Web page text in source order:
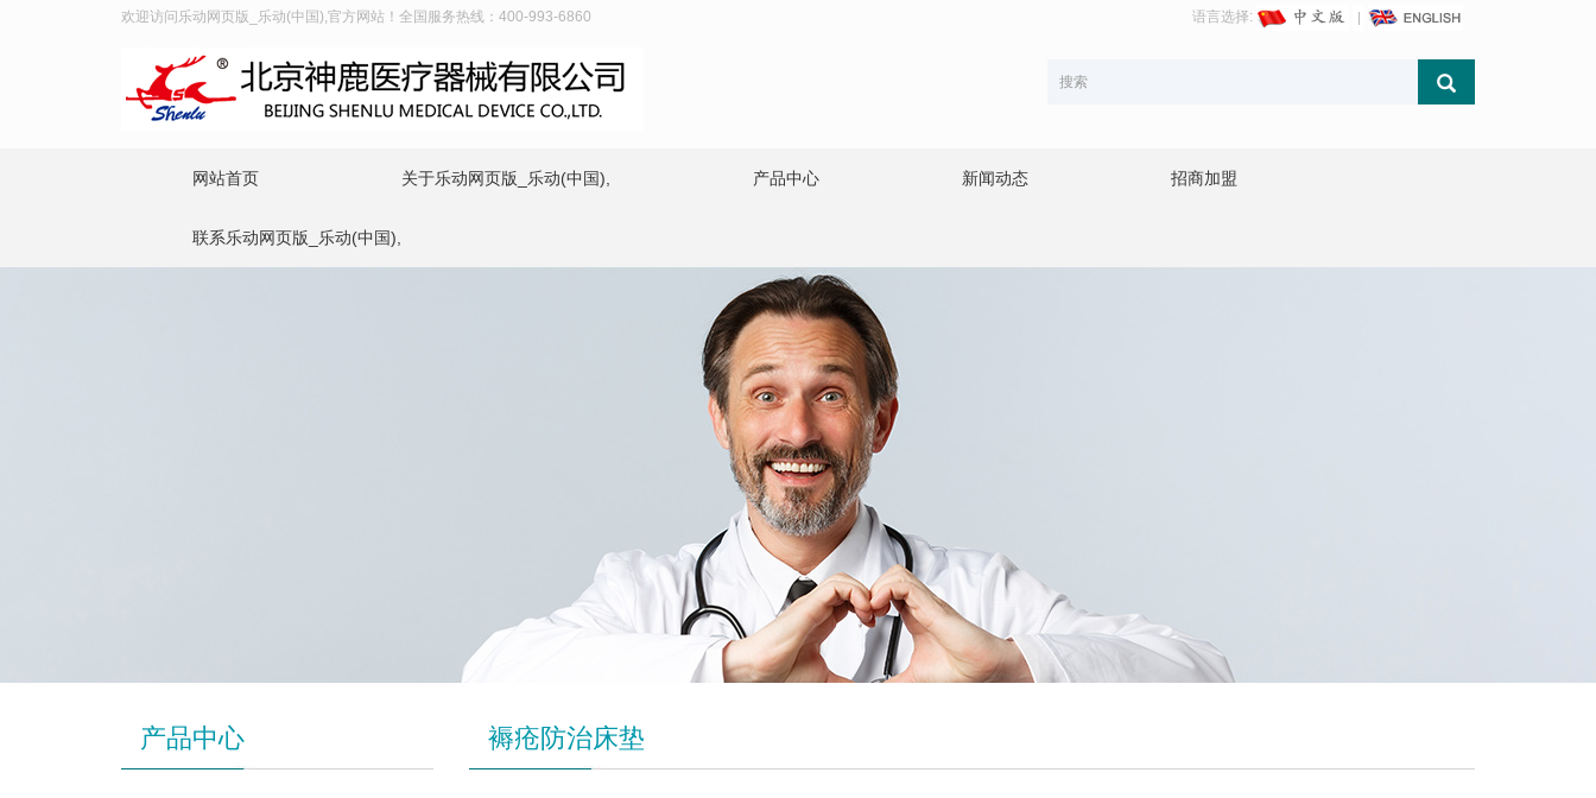
欢迎访问乐动网页版_乐动(中国),官方网站！全国服务热线：400-993-6860 语言选择:
网站首页 关于乐动网页版_乐动(中国), 产品中心 新闻动态 招商加盟
联系乐动网页版_乐动(中国),
褥疮防治床垫
产品中心